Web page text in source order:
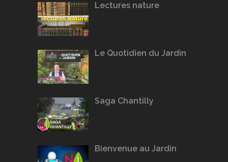
Lectures nature
Le Quotidien du Jardin
Saga Chantilly
Bienvenue au Jardin